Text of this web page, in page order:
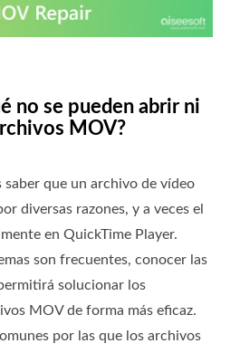
no se pueden abrir ni
MOV?
saber que un archivo de vídeo
diversas razones, y a veces el
en QuickTime Player.
son frecuentes, conocer las
solucionar los
MOV de forma más eficaz.
por las que los archivos